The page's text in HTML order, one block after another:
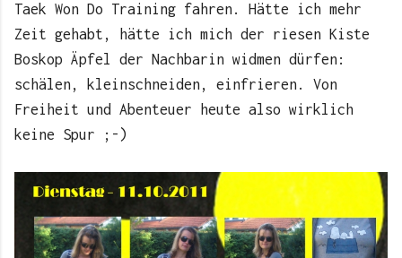
Taek Won Do Training fahren. Hätte ich mehr
Zeit gehabt, hätte ich mich der riesen Kiste
Boskop Äpfel der Nachbarin widmen dürfen:
schälen, kleinschneiden, einfrieren. Von
Freiheit und Abenteuer heute also wirklich
keine Spur ;-)